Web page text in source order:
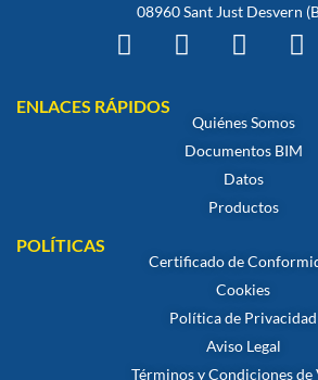
08960 Sant Just Desvern
ENLACES RÁPIDOS
Quiénes Somos
Documentos BIM
Datos
Productos
POLÍTICAS
Certificado de
Cookies
Política de Privacidad
Aviso Legal
Términos y Condiciones de